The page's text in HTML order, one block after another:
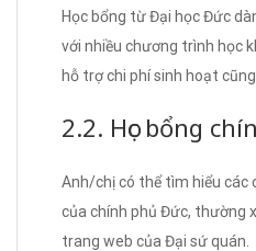
Học bổng từ Đại học Đức
với nhiều chương trình học
hỗ trợ chi phí sinh hoạt
2.2. Học bổng
Anh/chị có thể tìm hiểu các
của chính phủ Đức, thường
trang web của Đại sứ quán.